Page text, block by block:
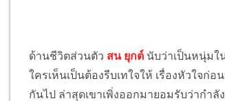
ด้านชีวิตส่วนตัว สน ยุกต์ นับว่าเป็นหนุ่มใ
ใครเห็นเป็นต้องรีบเทใจให้ เรื่องหัวใจ
กันไป ล่าสุดเขาเพิ่งออกมายอมรับว่ากำ